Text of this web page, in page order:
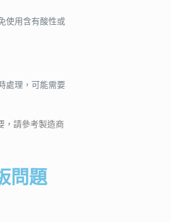
使用含有酸性或
處理，可能需要
，請參考製造商
問題